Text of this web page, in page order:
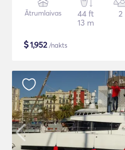
Ātrumlaivas
44 ft
13 m
2
$1,952/nakts